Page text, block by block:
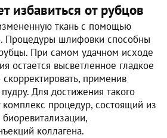
избавиться от рубцов
ткань с помощью
Процедуры шлифовки способны
При самом удачном исходе
остается высветленное гладкое
скорректировать, применив
Для достижения такого
процедур, состоящий из
коллагена.